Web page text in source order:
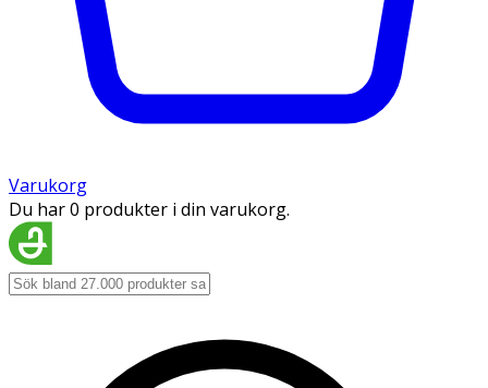
Varukorg
Du har 0 produkter i din varukorg.